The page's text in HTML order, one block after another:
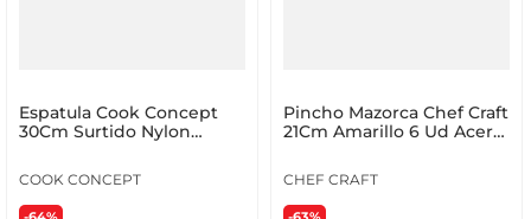
Espatula Cook Concept
30Cm Surtido Nylon
COOK CONCEPT
Pincho Mazorca Chef Craft
21Cm Amarillo 6 Ud Acero
CHEF CRAFT